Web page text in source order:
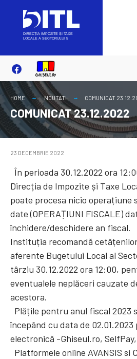
content
HOME NOUTATI COMUNICAT
COMUNICAT 23.12.2022
23 DECEMBRIE 2022
În perioada 30.12.2022 ora
Direcția de Impozite și Taxe
poate procesa nicio operațiune
date (OPERAȚIUNI FISCALE)
închidere/deschidere an fiscal.
Instituția recomandă
aferente Bugetului Local al
târziu 30.12.2022 ora 12:00,
eventualele neplăceri cauzate
acestora.
Plățile pentru anul fiscal 2023
începând cu data de
electronică -Ghiseul.ro,
Platformele online AVANSIS si
for: